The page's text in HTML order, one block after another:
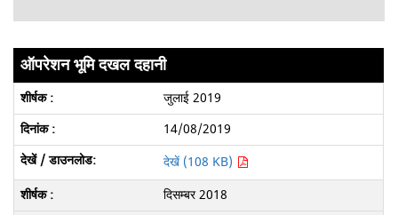
ऑपरेशन भूमि दखल दहानी
जुलाई 2019
14/08/2019
देखें (108 KB)
दिसम्बर 2018